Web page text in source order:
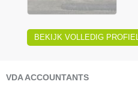
BEKIJK VOLLEDIG PROFIEL
VDA ACCOUNTANTS